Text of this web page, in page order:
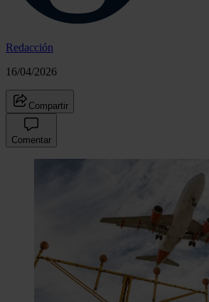
Redacción
16/04/2026
Compartir
Comentar